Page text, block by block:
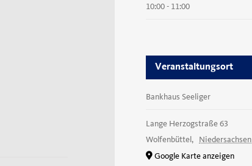
10:00 - 11:00
Veranstaltungsort
Bankhaus Seeliger
Lange Herzogstraße 63
Wolfenbüttel, Niedersachsen
Google Karte anzeigen